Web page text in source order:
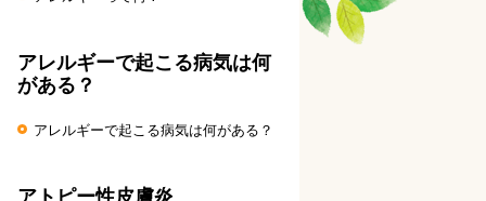
アレルギーで起こる病気は何
がある？
アレルギーで起こる病気は何がある？
アトピー性皮膚炎